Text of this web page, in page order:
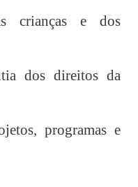
crianças e dos
dos direitos da
programas e